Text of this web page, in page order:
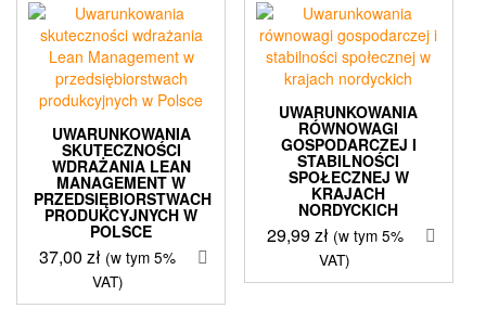
UWARUNKOWANIA
SKUTECZNOŚCI
WDRAŻANIA LEAN
MANAGEMENT W
PRZEDSIĘBIORSTWACH
PRODUKCYJNYCH W
POLSCE
37,00zł (w tym 5%
VAT)
UWARUNKOWANIA
RÓWNOWAGI
GOSPODARCZEJ I
STABILNOŚCI
SPOŁECZNEJ W
KRAJACH
NORDYCKICH
29,99zł (w tym 5%
VAT)